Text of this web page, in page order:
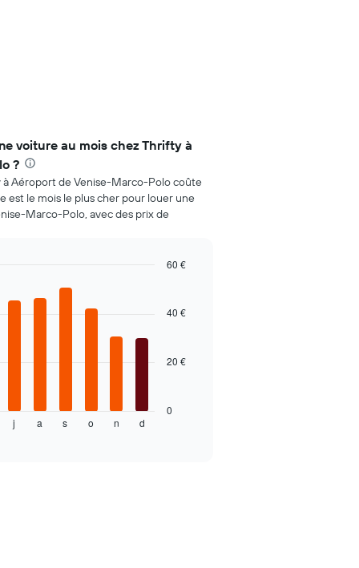
voiture au mois chez Thrifty à
?
Aéroport de Venise-Marco-Polo coûte
est le mois le plus cher pour louer une
Marco-Polo, avec des prix de
j a s o n d
0
20 €
40 €
60 €